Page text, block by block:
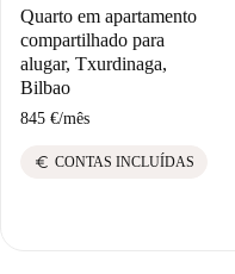
Quarto em apartamento
compartilhado para
alugar, Txurdinaga,
Bilbao
845 €/mês
euro CONTAS INCLUÍDAS